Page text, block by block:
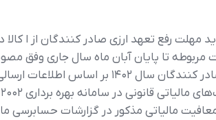
و ششمین جلسه کارگروه بازگشت ارز حاصل از صادرات به اطلاع می‌رساند میزان رفع تعهد ارزی
برای اعمال معافیت مالیاتی مذکور در گزارشات